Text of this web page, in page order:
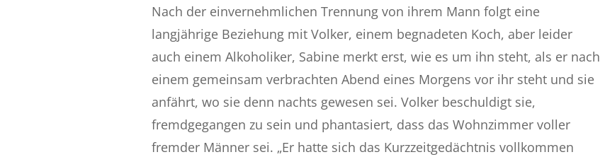
Nach der einvernehmlichen Trennung von ihrem Mann folgt eine
langjährige Beziehung mit Volker, einem begnadeten Koch, aber leider
auch einem Alkoholiker, Sabine merkt erst, wie es um ihn steht, als er nach
einem gemeinsam verbrachten Abend eines Morgens vor ihr steht und sie
anfährt, wo sie denn nachts gewesen sei. Volker beschuldigt sie,
fremdgegangen zu sein und phantasiert, dass das Wohnzimmer voller
fremder Männer sei. „Er hatte sich das Kurzzeitgedächtnis vollkommen